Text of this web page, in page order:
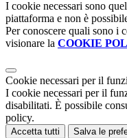
I cookie necessari sono
piattaforma e non è
Per conoscere quali sono i
visionare la COOKIE
Cookie necessari per il
I cookie necessari per il
disabilitati. È possibile
policy.
Accetta tutti Salva le